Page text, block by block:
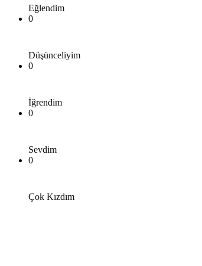
Eğlendim
0
Düşünceliyim
0
İğrendim
0
Sevdim
0
Çok Kızdım